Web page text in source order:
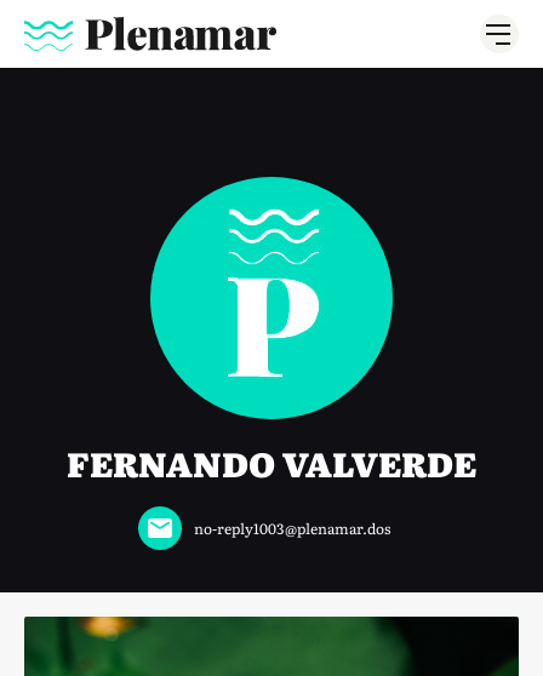
FERNANDO VALVERDE
no-reply1003@plenamar.dos